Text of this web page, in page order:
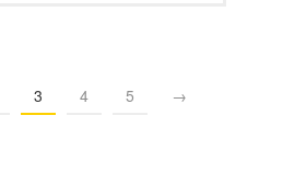
3 4 5 →